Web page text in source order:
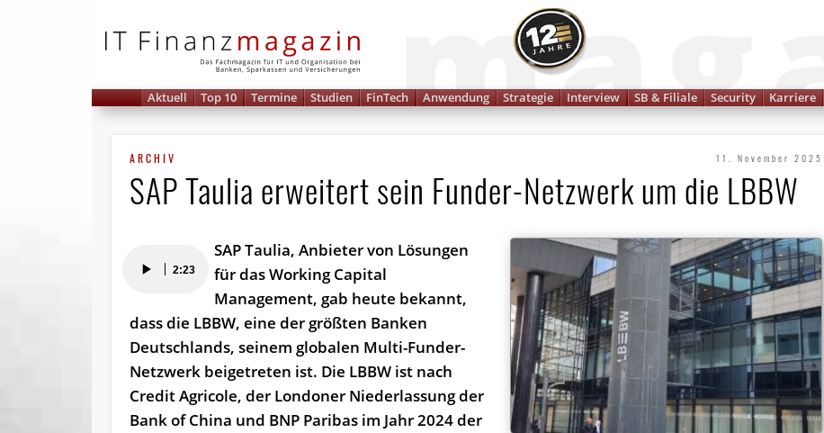
Aktuell Top 10 Termine Studien FinTech Anwendung Strategie Interview SB & Filiale Security Karriere
ARCHIV 11. November 2025
SAP Taulia erweitert sein Funder-Netzwerk um die LBBW
Player 2:23
SAP Taulia, Anbieter von Lösungen
für das Working Capital
Management, gab heute bekannt,
dass die LBBW, eine der größten Banken
Deutschlands, seinem globalen Multi-Funder-
Netzwerk beigetreten ist. Die LBBW ist nach
Credit Agricole, der Londoner Niederlassung der
Bank of China und BNP Paribas im Jahr 2024 der